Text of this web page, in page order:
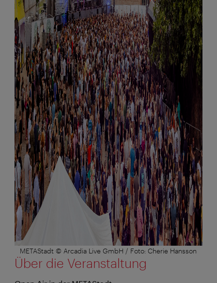
METAStadt © Arcadia Live GmbH / Foto: Cherie Hansson
Über die Veranstaltung